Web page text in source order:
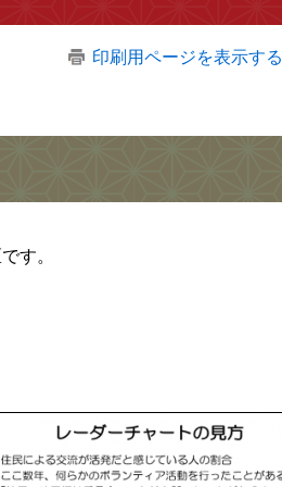
印刷用ページを表示する
す。